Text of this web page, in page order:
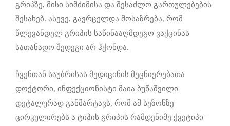
გრიპზე, მისი სიმძიმისა და შესაძლო გართულებების
შესახებ. ასევე, გავრცელდა მოსაზრება, რომ
წლევანდელ გრიპის საწინააღმდეგო ვაქცინას
სათანადო შედეგი არ ჰქონდა.
ჩვენთან საუბრისას მედიცინის მეცნიერებათა
დოქტორი, ინფექციონისტი მაია ბუწაშვილი
დეტალურად განმარტავს, რომ ამ სეზონზე
ცირკულირებს ა ტიპის გრიპის რამდენიმე ქვეტიპი –